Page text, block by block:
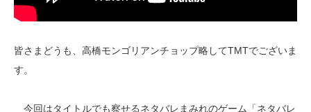
皆さまどうも、高橋モンゴリアンチョップ略してTMTでございま
す。
今回はタイトルでも察せるネタバレまみれのゲーム「ネタバレ